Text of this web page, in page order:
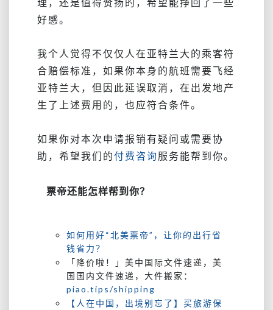
好感。
我个人觉得不仅仅人在亚特兰大的乘客符
合赔偿标准，如果你本身的航班需要飞经
亚特兰大，但因此延误取消，在出发地产
生了上述费用的，也应符合条件。
如果你对本次申请报销有疑问或需要协
助，希望我们的付费咨询 服务能帮到你。
票帝还能怎样帮到你？
如何用好“北美票帝”，让你的出行省
钱省力？
「降价啦！」美中国际文件速递，美
国国内文件速递，大件搬家：
piao.tips/shipping
【人在中国，出境别忘了】买旅游保